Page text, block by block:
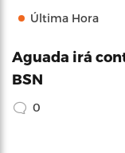
Última Hora
Aguada irá
BSN
0